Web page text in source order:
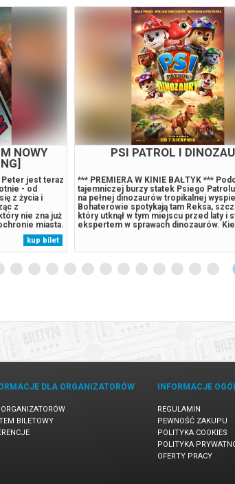
NOWY
Peter jest teraz
- od
z życia i
z
nie zna już
miasta.
przytłaczać,
przemianę,
kup bilet
PSI PATROL I
*** PREMIERA W KINIE BAŁTYK ***
tajemniczej burzy statek Psiego
na pełnej dinozaurów tropikalnej
Bohaterowie spotykają tam Reksa,
który utknął w tym miejscu przed laty i
ekspertem w sprawach dinozaurów.
Humdinger, główny rywal Psiego
lekkomyślnie eksploatować zasoby
wyspy, doprowadza do wybuchu
uśpionego...
DLA ORGANIZATORÓW
BILETOWY
INFORMACJE
REGULAMIN
PEWNOŚĆ ZAKUPU
POLITYKA COOKIES
POLITYKA
OFERTY PRACY